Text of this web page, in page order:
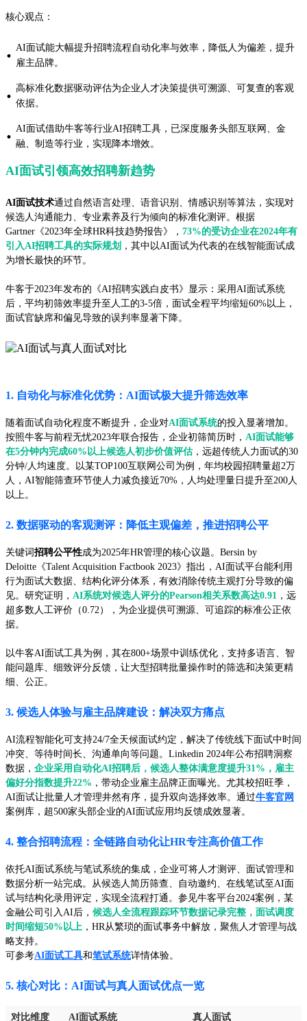
核心观点：
· AI面试能大幅提升招聘流程自动化率与效率，降低人为偏差，提升
雇主品牌。
· 高标准化数据驱动评估为企业人才决策提供可溯源、可复查的客观
依据。
· AI面试借助牛客等行业AI招聘工具，已深度服务头部互联网、金
融、制造等行业，实现降本增效。
AI面试引领高效招聘新趋势
AI面试技术通过自然语言处理、语音识别、情感识别等算法，实现对
候选人沟通能力、专业素养及行为倾向的标准化测评。根据
Gartner《2023年全球HR科技趋势报告》， 73%的受访企业在2024年有
引入AI招聘工具的实际规划 ，其中以AI面试为代表的在线智能面试成
为增长最快的环节。
牛客于2023年发布的《AI招聘实践白皮书》显示：采用AI面试系统
后，平均初筛效率提升至人工的3-5倍，面试全程平均缩短60%以上，
面试官缺席和偏见导致的误判率显著下降。
1. 自动化与标准化优势：AI面试极大提升筛选效率
随着面试自动化程度不断提升，企业对AI面试系统的投入显著增加。
按照牛客与前程无忧2023年联合报告，企业初筛简历时， AI面试能够
在5分钟内完成60%以上候选人初步价值评估，远超传统人力面试的30
分钟/人均速度。以某TOP100互联网公司为例，年均校园招聘量超2万
人，AI智能筛查环节使人力减负接近70%，人均处理量日提升至200人
以上。
2. 数据驱动的客观测评：降低主观偏差，推进招聘公平
关键词 招聘公平性成为2025年HR管理的核心议题。Bersin by
Deloitte《Talent Acquisition Factbook 2023》指出，AI面试平台能利用
行为面试大数据、结构化评分体系，有效消除传统主观打分导致的偏
见。研究证明， AI系统对候选人评分的Pearson相关系数高达0.91 ，远
超多数人工评价（0.72），为企业提供可溯源、可追踪的标准公正依
据。
以牛客AI面试工具为例，其在800+场景中训练优化，支持多语言、智
能问题库、细致评分反馈，让大型招聘批量操作时的筛选和决策更精
细、公正。
3. 候选人体验与雇主品牌建设：解决双方痛点
AI流程智能化可支持24/7全天候面试约定，解决了传统线下面试中时间
冲突、等待时间长、沟通单向等问题。Linkedin 2024年公布招聘洞察
数据， 企业采用自动化AI招聘后，候选人整体满意度提升31%，雇主
偏好分指数提升22% ，带动企业雇主品牌正面曝光。尤其校招旺季，
AI面试让批量人才管理井然有序，提升双向选择效率。通过牛客官网
案例库，超500家头部企业的AI面试应用均反馈成效显著。
4. 整合招聘流程：全链路自动化让HR专注高价值工作
依托AI面试系统与笔试系统的集成，企业可将人才测评、面试管理和
数据分析一站完成。从候选人简历筛查、自动邀约、在线笔试至AI面
试与结构化录用评定，实现全流程打通。参见牛客平台2024案例，某
金融公司引入AI后， 候选人全流程跟踪环节数据记录完整，面试调度
时间缩短50%以上 ，HR从繁琐的面试事务中解放，聚焦人才管理与战
略支持。
可参考AI面试工具和笔试系统详情体验。
5. 核心对比：AI面试与真人面试优点一览
对比维度 AI面试系统 真人面试